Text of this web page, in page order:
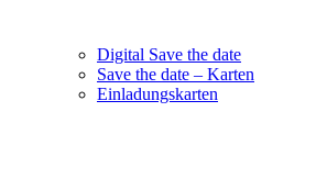
Digital Save the date
Save the date – Karten
Einladungskarten